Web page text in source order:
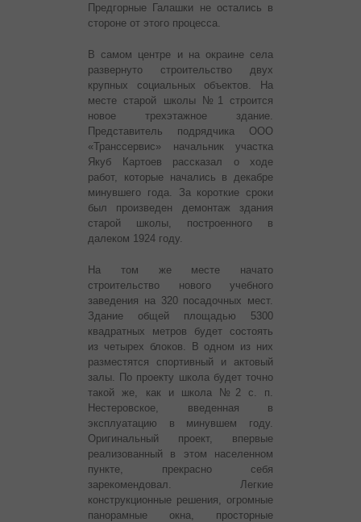
Предгорные Галашки не остались в
стороне от этого процесса.
В самом центре и на окраине села
развернуто строительство двух
крупных социальных объектов. На
месте старой школы №1 строится
новое трехэтажное здание.
Представитель подрядчика ООО
«Транссервис» начальник участка
Якуб Картоев рассказал о ходе
работ, которые начались в декабре
минувшего года. За короткие сроки
был произведен демонтаж здания
старой школы, построенного в
далеком 1924 году.
На том же месте начато
строительство нового учебного
заведения на 320 посадочных мест.
Здание общей площадью 5300
квадратных метров будет состоять
из четырех блоков. В одном из них
разместятся спортивный и актовый
залы. По проекту школа будет точно
такой же, как и школа №2 с. п.
Нестеровское, введенная в
эксплуатацию в минувшем году.
Оригинальный проект, впервые
реализованный в этом населенном
пункте, прекрасно себя
зарекомендовал. Легкие
конструкционные решения, огромные
панорамные окна, просторные